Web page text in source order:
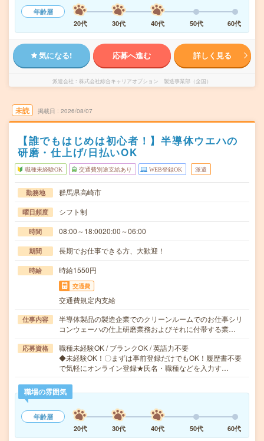
年齢層
20代
30代 40代 50代 60代
気になる! 応募へ進む 詳しく見る
派遣会社 株式会社綜合キャリアオプション 製造事業部（全国）
未読 掲載日 2026/08/07
【誰でもはじめは初心者！】半導体ウエハの
研磨・仕上げ/日払いOK
職種未経験OK 交通費別途支給あり WEB登録OK 派遣
勤務地 群馬県高崎市
曜日頻度 シフト制
時間 08:00～18:0020:00～06:00
期間 長期でお仕事できる方、大歓迎！
時給 時給1550円
交通費
交通費規定内支給
仕事内容
半導体製品の製造企業でのクリーンルームでのお仕事シリ
コンウェーハの仕上研磨業務およびそれに付帯する業…
応募資格
職種未経験OK / ブランクOK / 英語力不要
◆未経験OK！〇まずは事前登録だけでもOK！履歴書不要
で気軽にオンライン登録★氏名・職種などを入力す…
職場の雰囲気
年齢層
20代
30代 40代 50代 60代